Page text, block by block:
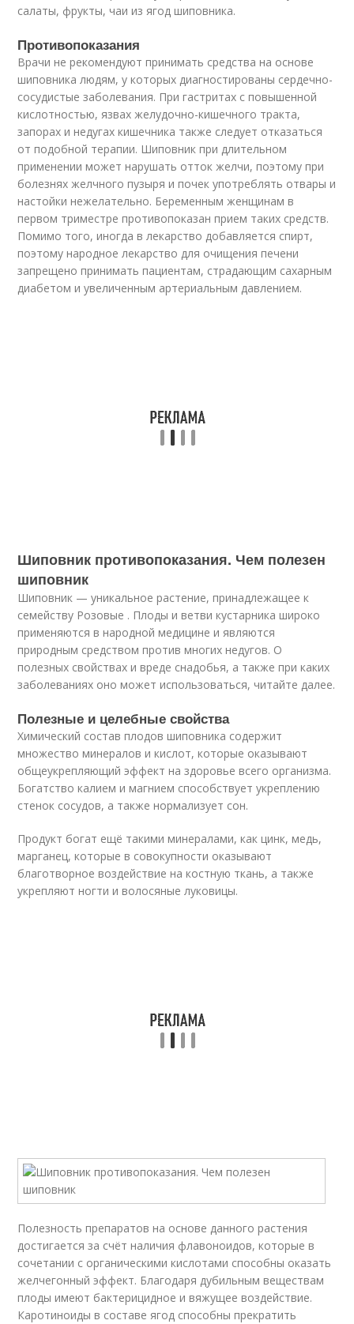
салаты, фрукты, чаи из ягод шиповника.
Противопоказания
Врачи не рекомендуют принимать средства на основе
шиповника людям, у которых диагностированы сердечно-
сосудистые заболевания. При гастритах с повышенной
кислотностью, язвах желудочно-кишечного тракта,
запорах и недугах кишечника также следует отказаться
от подобной терапии. Шиповник при длительном
применении может нарушать отток желчи, поэтому при
болезнях желчного пузыря и почек употреблять отвары и
настойки нежелательно. Беременным женщинам в
первом триместре противопоказан прием таких средств.
Помимо того, иногда в лекарство добавляется спирт,
поэтому народное лекарство для очищения печени
запрещено принимать пациентам, страдающим сахарным
диабетом и увеличенным артериальным давлением.
Шиповник противопоказания. Чем полезен
шиповник
Шиповник — уникальное растение, принадлежащее к
семейству Розовые . Плоды и ветви кустарника широко
применяются в народной медицине и являются
природным средством против многих недугов. О
полезных свойствах и вреде снадобья, а также при каких
заболеваниях оно может использоваться, читайте далее.
Полезные и целебные свойства
Химический состав плодов шиповника содержит
множество минералов и кислот, которые оказывают
общеукрепляющий эффект на здоровье всего организма.
Богатство калием и магнием способствует укреплению
стенок сосудов, а также нормализует сон.
Продукт богат ещё такими минералами, как цинк, медь,
марганец, которые в совокупности оказывают
благотворное воздействие на костную ткань, а также
укрепляют ногти и волосяные луковицы.
Полезность препаратов на основе данного растения
достигается за счёт наличия флавоноидов, которые в
сочетании с органическими кислотами способны оказать
желчегонный эффект. Благодаря дубильным веществам
плоды имеют бактерицидное и вяжущее воздействие.
Каротиноиды в составе ягод способны прекратить